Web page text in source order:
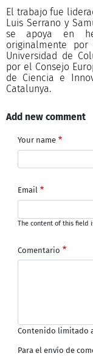
El trabajo fue
Luis Serrano y
se apoya en
originalmente
Universidad de
por el Consejo
de Ciencia e
Catalunya.
Add new comment
Your name
Email
The content of this field
Comentario
Contenido limitado
Para el envío de